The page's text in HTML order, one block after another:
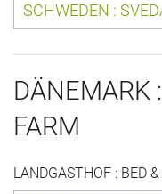
Das war 2009
eventpower World
Services + Locations
SCHWEDEN :
DÄNEMARK
FARM
LANDGASTHOF : BED